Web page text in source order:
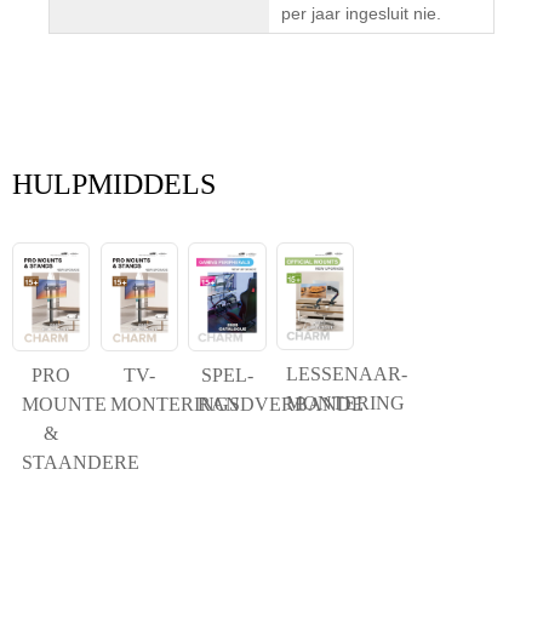
per jaar ingesluit nie.
HULPMIDDELS
PRO
MOUNTE
&
STAANDERE
TV-
MONTERINGS
SPEL-
RANDVERBANDE
LESSENAAR-
MONTERING